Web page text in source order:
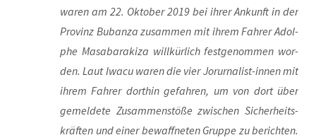
waren am 22. Okto­ber 2019 bei ihrer Ankunft in der
Pro­vinz Buban­za zusam­men mit ihrem Fah­rer Adol­
phe Mas­a­ba­raki­za will­kür­lich fest­ge­nom­men wor­
den. Laut Iwa­cu waren die vier Jor­ur­na­list-innen mit
ihrem Fah­rer dort­hin gefah­ren, um von dort über
gemel­de­te Zusam­men­stö­ße zwi­schen Sicher­heits­
kräf­ten und einer bewaff­ne­ten Grup­pe zu berich­ten.